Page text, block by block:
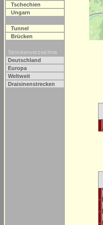
Tschechien
Ungarn
Tunnel
Brücken
Streckenverzeichnis
Deutschland
Europa
Weltweit
Draisinenstrecken